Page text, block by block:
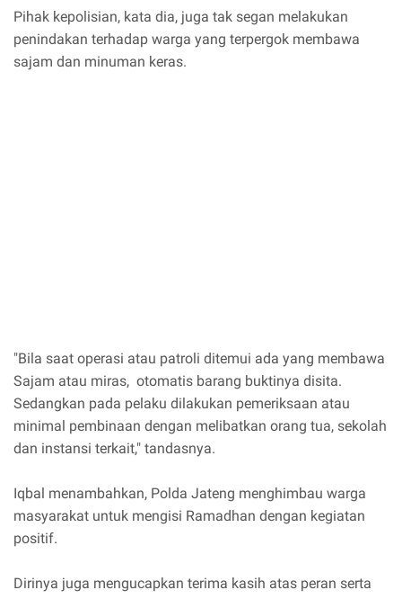
Pihak kepolisian, kata dia, juga tak segan melakukan
penindakan terhadap warga yang terpergok membawa
sajam dan minuman keras.
"Bila saat operasi atau patroli ditemui ada yang membawa
Sajam atau miras, otomatis barang buktinya disita.
Sedangkan pada pelaku dilakukan pemeriksaan atau
minimal pembinaan dengan melibatkan orang tua, sekolah
dan instansi terkait," tandasnya.
Iqbal menambahkan, Polda Jateng menghimbau warga
masyarakat untuk mengisi Ramadhan dengan kegiatan
positif.
Dirinya juga mengucapkan terima kasih atas peran serta